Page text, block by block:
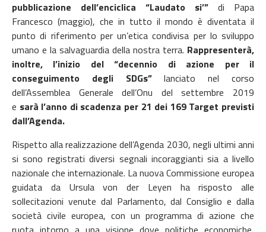
pubblicazione dell’enciclica “Laudato si’” di Papa
Francesco (maggio), che in tutto il mondo è diventata il
punto di riferimento per un’etica condivisa per lo sviluppo
umano e la salvaguardia della nostra terra. Rappresenterà,
inoltre, l’inizio del “decennio di azione per il
conseguimento degli SDGs”lanciato nel corso
dell’Assemblea Generale dell’Onu del settembre 2019
e sarà l’anno di scadenza per 21 dei 169 Target previsti
dall’Agenda.
Rispetto alla realizzazione dell’Agenda 2030, negli ultimi anni
si sono registrati diversi segnali incoraggianti sia a livello
nazionale che internazionale. La nuova Commissione europea
guidata da Ursula von der Leyen ha risposto alle
sollecitazioni venute dal Parlamento, dal Consiglio e dalla
società civile europea, con un programma di azione che